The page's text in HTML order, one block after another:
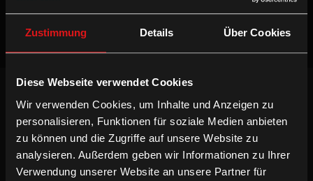
Zustimmung Details Über Cookies
Diese Webseite verwendet Cookies
Wir verwenden Cookies, um Inhalte und Anzeigen zu
personalisieren, Funktionen für soziale Medien anbieten
zu können und die Zugriffe auf unsere Website zu
analysieren. Außerdem geben wir Informationen zu Ihrer
Verwendung unserer Website an unsere Partner für
Willst du keinen Film verpassen, registriere
dich beim Newsletter um am Laufenden zu
bleiben!
ANMELDEN